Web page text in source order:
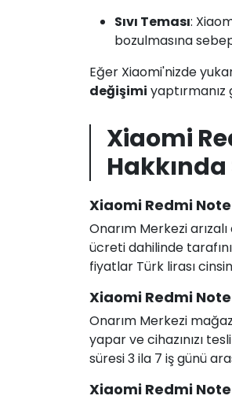
Sıvı Teması:
bozulmasına
Eğer Xiaomi'nizde
değişimi yaptırmanız
Xiaomi
Xiaomi Redmi
Onarım Merkezi
ücreti dahilinde
fiyatlar Türk lirası
Xiaomi Redmi
Onarım Merkezi
yapar ve cihazınızı
süresi 3 ila 7 iş günü
Xiaomi Redmi Note